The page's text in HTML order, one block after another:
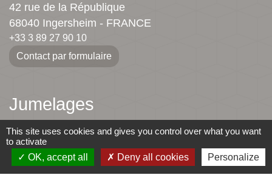
42 rue de la République
68040 Ingersheim - FRANCE
+33 3 89 27 90 10
Contact par formulaire
Jumelages
Ingersheim
Mauriac
This site uses cookies and gives you control over what you want
to activate
OK, accept all
Deny all cookies Personalize